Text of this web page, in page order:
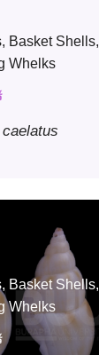
Basket Shells,
Whelks
caelatus
Basket Shells,
Whelks